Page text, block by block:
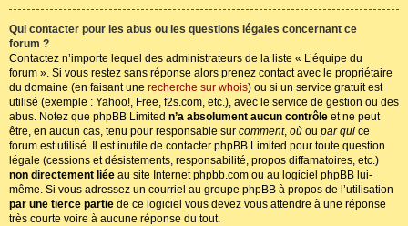
Qui contacter pour les abus ou les questions légales concernant ce
forum ?
Contactez n’importe lequel des administrateurs de la liste « L’équipe du
forum ». Si vous restez sans réponse alors prenez contact avec le propriétaire
du domaine (en faisant une recherche sur whois) ou si un service gratuit est
utilisé (exemple : Yahoo!, Free, f2s.com, etc.), avec le service de gestion ou des
abus. Notez que phpBB Limited n’a absolument aucun contrôle et ne peut
être, en aucun cas, tenu pour responsable sur comment, où ou par qui ce
forum est utilisé. Il est inutile de contacter phpBB Limited pour toute question
légale (cessions et désistements, responsabilité, propos diffamatoires, etc.)
non directement liée au site Internet phpbb.com ou au logiciel phpBB lui-
même. Si vous adressez un courriel au groupe phpBB à propos de l’utilisation
par une tierce partie de ce logiciel vous devez vous attendre à une réponse
très courte voire à aucune réponse du tout.